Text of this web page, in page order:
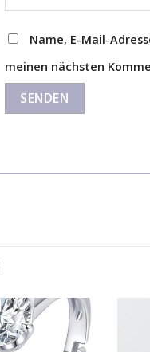
Name, E-Mail-
meinen nächsten